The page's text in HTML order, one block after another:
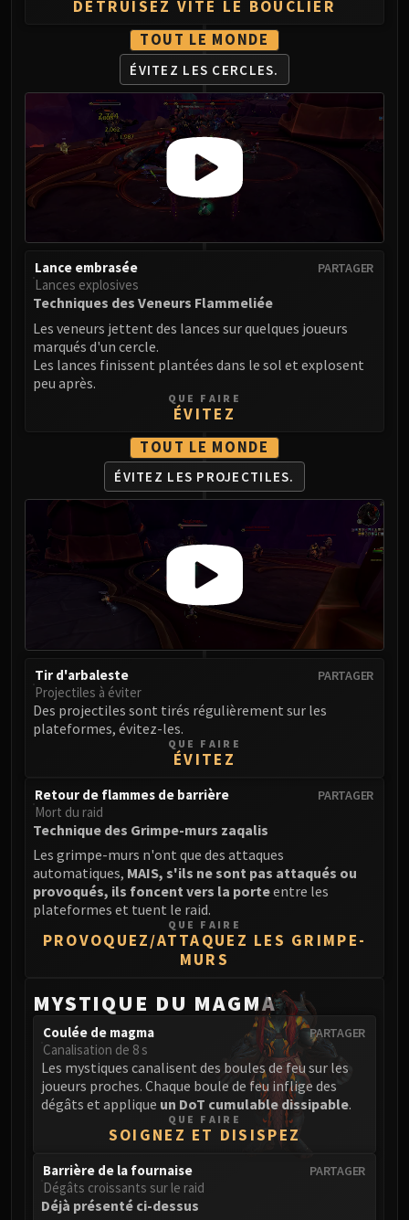
Terros
Sennarth
Primal Council
Dathea
Kurog
Diurna
Raszageth
ICECROWN CITADEL
Deathbringer Saurfang
Festergut
Professor Putricide
Blood Prince Council
Blood-Queen Lana'thel
Valithria Dreamwalker
Sindragosa
The Lich King
RUBY SANCTUM
Halion
TRIALS OF THE CRUSADER
Northrend Beasts
Lord Jaraxxus
Faction Champions
Twin Val'kyr
ULDUAR
Flame Leviathan
Ignis
XT-002
Assembly of Iron
Auriaya
Mimiron
Freya
Thorim
Hodir
Yogg-Saron
RESOURCES
Addons
Weakauras
Streamers By Class
Raid Streamers
Recommended Websites
DÉTRUISEZ VITE LE BOUCLIER
TOUT LE MONDE
ÉVITEZ LES CERCLES.
PARTAGER
Lance embrasée
Lances explosives
Techniques des Veneurs Flammeliée
Les veneurs jettent des lances sur quelques joueurs
marqués d'un cercle.
Les lances finissent plantées dans le sol et explosent
peu après.
QUE FAIRE
ÉVITEZ
TOUT LE MONDE
ÉVITEZ LES PROJECTILES.
PARTAGER
Tir d'arbaleste
Projectiles à éviter
Des projectiles sont tirés régulièrement sur les
plateformes, évitez-les.
QUE FAIRE
ÉVITEZ
PARTAGER
Retour de flammes de barrière
Mort du raid
Technique des Grimpe-murs zaqalis
Les grimpe-murs n'ont que des attaques
automatiques, MAIS, s'ils ne sont pas attaqués ou
provoqués, ils foncent vers la porteentre les
plateformes et tuent le raid.
QUE FAIRE
PROVOQUEZ/ATTAQUEZ LES GRIMPE-
MURS
MYSTIQUE DU MAGMA
PARTAGER
Coulée de magma
Canalisation de 8 s
Les mystiques canalisent des boules de feu sur les
joueurs proches. Chaque boule de feu inflige des
dégâts et applique un DoT cumulable dissipable.
QUE FAIRE
SOIGNEZ ET DISISPEZ
PARTAGER
Barrière de la fournaise
Dégâts croissants sur le raid
Déjà présenté ci-dessus